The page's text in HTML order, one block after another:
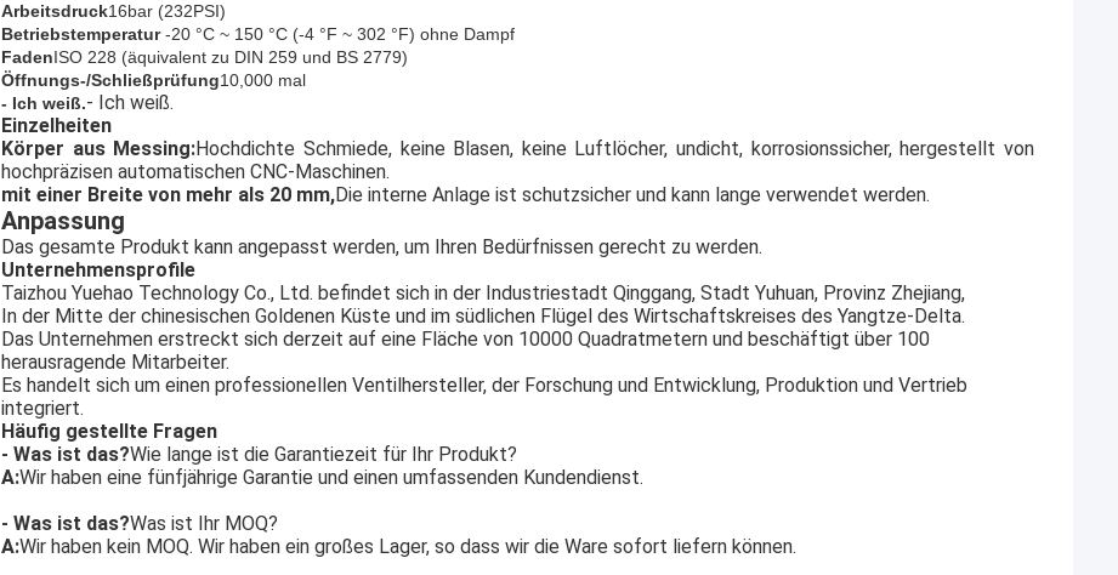
Arbeitsdruck16bar (232PSI)
Betriebstemperatur -20 °C ~ 150 °C (-4 °F ~ 302 °F) ohne Dampf
FadenISO 228 (äquivalent zu DIN 259 und BS 2779)
Öffnungs-/Schließprüfung10,000 mal
- Ich weiß.- Ich weiß.
Einzelheiten
Körper aus Messing:Hochdichte Schmiede, keine Blasen, keine Luftlöcher, undicht, korrosionssicher, hergestellt von
hochpräzisen automatischen CNC-Maschinen.
mit einer Breite von mehr als 20 mm,Die interne Anlage ist schutzsicher und kann lange verwendet werden.
Anpassung
Das gesamte Produkt kann angepasst werden, um Ihren Bedürfnissen gerecht zu werden.
Unternehmensprofile
Taizhou Yuehao Technology Co., Ltd. befindet sich in der Industriestadt Qinggang, Stadt Yuhuan, Provinz Zhejiang,
In der Mitte der chinesischen Goldenen Küste und im südlichen Flügel des Wirtschaftskreises des Yangtze-Delta.
Das Unternehmen erstreckt sich derzeit auf eine Fläche von 10000 Quadratmetern und beschäftigt über 100
herausragende Mitarbeiter.
Es handelt sich um einen professionellen Ventilhersteller, der Forschung und Entwicklung, Produktion und Vertrieb
integriert.
Häufig gestellte Fragen
- Was ist das?Wie lange ist die Garantiezeit für Ihr Produkt?
A:Wir haben eine fünfjährige Garantie und einen umfassenden Kundendienst.
- Was ist das?Was ist Ihr MOQ?
A:Wir haben kein MOQ. Wir haben ein großes Lager, so dass wir die Ware sofort liefern können.